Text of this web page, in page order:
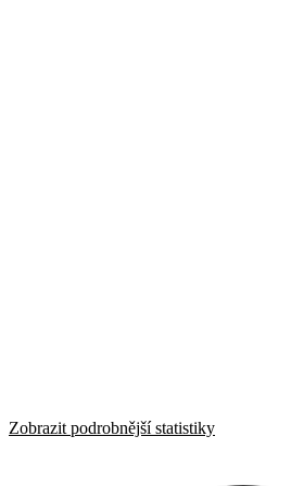
Zobrazit podrobnější statistiky